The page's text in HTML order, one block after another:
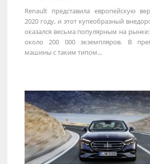
Renault представила европейскую
2020 году, и этот купеобразный
оказался весьма популярным на
около 200 000 экземпляров. В
машины с таким типом...